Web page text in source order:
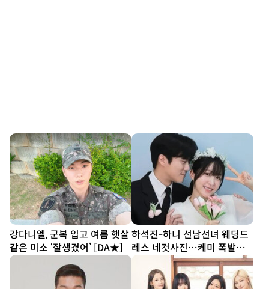
강다니엘, 군복 입고 여름 햇살
같은 미소 ‘잘생겼어’ [DA★]
하석진-하니 선남선녀 웨딩드
레스 네컷사진…케미 폭발